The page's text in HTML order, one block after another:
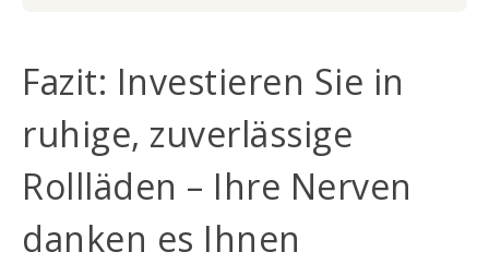
Fazit: Investieren Sie in
ruhige, zuverlässige
Rollläden – Ihre Nerven
danken es Ihnen